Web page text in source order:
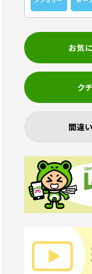
お気
ク
間違